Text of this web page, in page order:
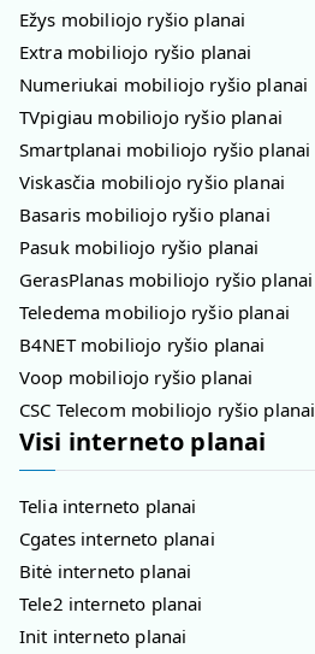
Ežys mobiliojo ryšio planai
Extra mobiliojo ryšio planai
Numeriukai mobiliojo ryšio planai
TVpigiau mobiliojo ryšio planai
Smartplanai mobiliojo ryšio planai
Viskasčia mobiliojo ryšio planai
Basaris mobiliojo ryšio planai
Pasuk mobiliojo ryšio planai
GerasPlanas mobiliojo ryšio planai
Teledema mobiliojo ryšio planai
B4NET mobiliojo ryšio planai
Voop mobiliojo ryšio planai
CSC Telecom mobiliojo ryšio planai
Visi interneto planai
Telia interneto planai
Cgates interneto planai
Bitė interneto planai
Tele2 interneto planai
Init interneto planai